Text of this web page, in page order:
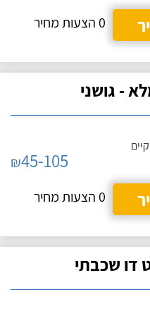
0 הצעות מחיר
- גושני
₪45-105
0 הצעות מחיר
דו שכבתי